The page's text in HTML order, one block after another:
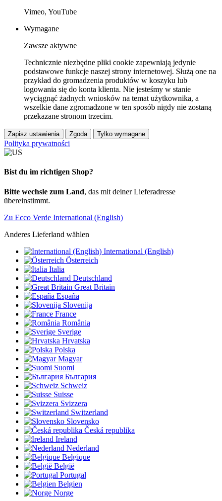
Vimeo, YouTube
Wymagane
Zawsze aktywne
Technicznie niezbędne pliki cookie zapewniają jedynie
podstawowe funkcje naszej strony internetowej. Służą one na
przykład do gromadzenia produktów w koszyku lub
logowania się do konta klienta. Nie jesteśmy w stanie
wyciągnąć żadnych wniosków na temat użytkownika, a
wszelkie dane zgromadzone w ten sposób nigdy nie zostaną
przekazane stronom trzecim.
Zapisz ustawienia Zgoda Tylko wymagane
Polityka prywatności
Bist du im richtigen Shop?
Bitte wechsle zum Land, das mit deiner Lieferadresse
übereinstimmt.
Zu Ecco Verde International (English)
Anderes Lieferland wählen
International (English)
Österreich
Italia
Deutschland
Great Britain
España
Slovenija
France
România
Sverige
Hrvatska
Polska
Magyar
Suomi
България
Schweiz
Suisse
Svizzera
Switzerland
Slovensko
Česká republika
Ireland
Nederland
Belgique
België
Portugal
Belgien
Norge